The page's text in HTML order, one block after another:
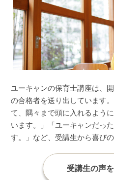
ユーキャンの保育士講座は、
の合格者を送り出しています
て、隅々まで頭に入れるよう
います。」「ユーキャンだっ
す。」など、受講生から喜び
受講生の声